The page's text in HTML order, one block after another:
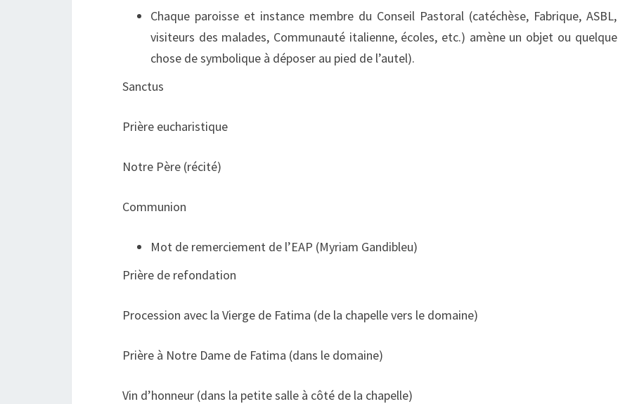
Chaque paroisse et instance membre du Conseil Pastoral (catéchèse, Fabrique, ASBL,
visiteurs des malades, Communauté italienne, écoles, etc.) amène un objet ou quelque
chose de symbolique à déposer au pied de l’autel).
Sanctus
Prière eucharistique
Notre Père (récité)
Communion
Mot de remerciement de l’EAP (Myriam Gandibleu)
Prière de refondation
Procession avec la Vierge de Fatima (de la chapelle vers le domaine)
Prière à Notre Dame de Fatima (dans le domaine)
Vin d’honneur (dans la petite salle à côté de la chapelle)